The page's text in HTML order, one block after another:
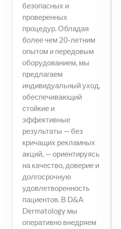
безопасных и
проверенных
процедур. Обладая
более чем 20-летним
опытом и передовым
оборудованием, мы
предлагаем
индивидуальный уход,
обеспечивающий
стойкие и
эффективные
результаты — без
кричащих рекламных
акций, — ориентируясь
на качество, доверие и
долгосрочную
удовлетворенность
пациентов. В D&A
Dermatology мы
оперативно внедряем